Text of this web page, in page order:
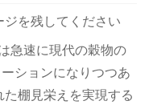
ジを残してください
急速に現代の穀物の
ションになりつつあ
棚見栄えを実現する